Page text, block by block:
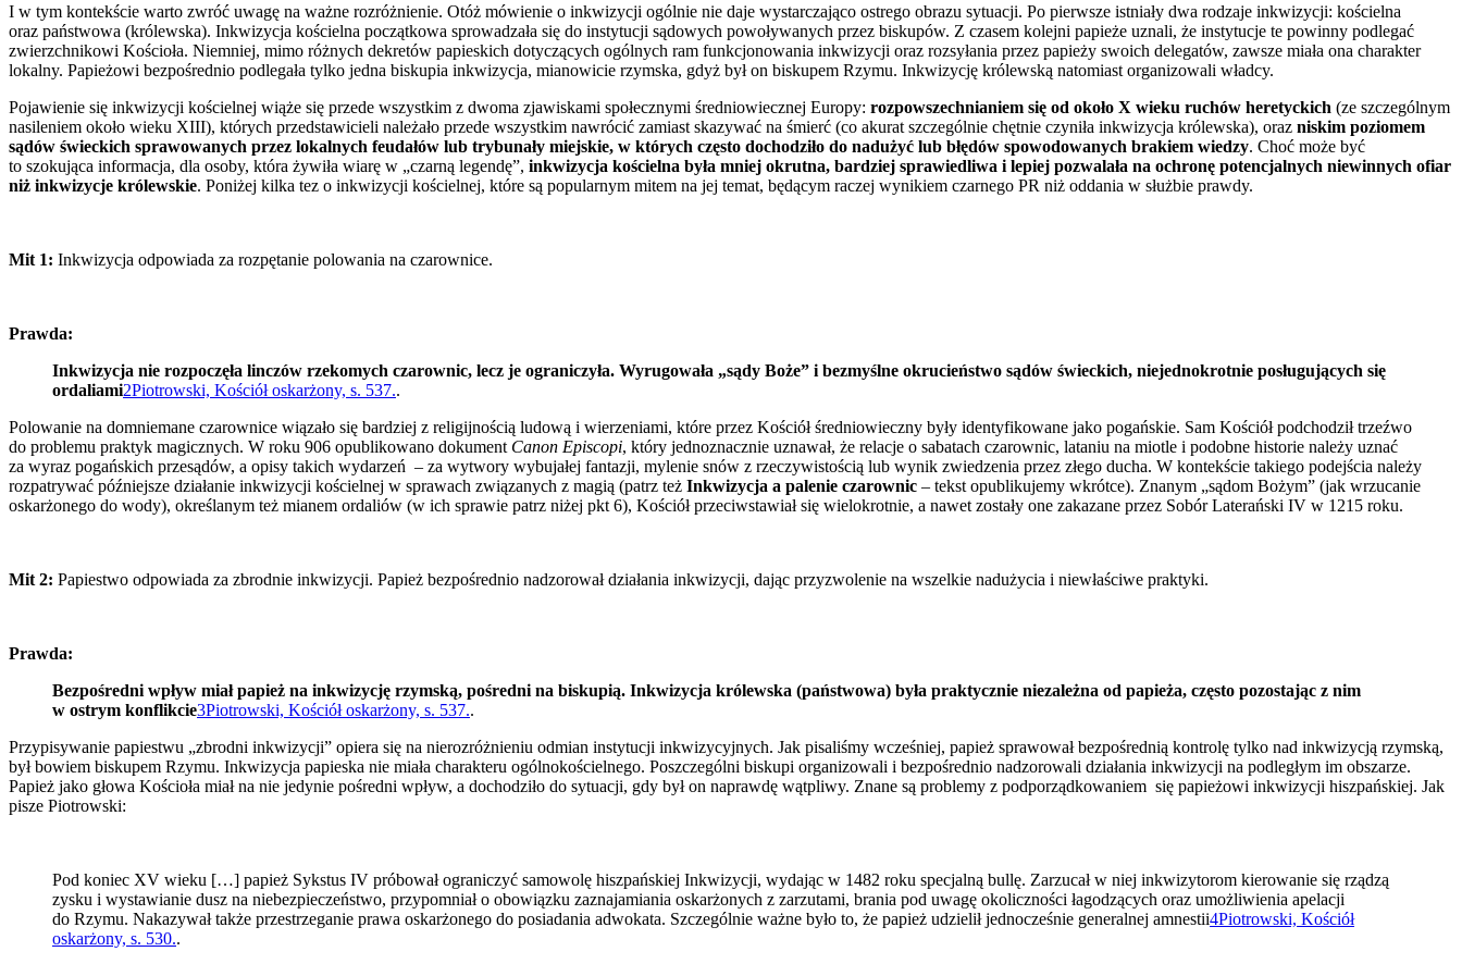
I w tym kontekście warto zwróć uwagę na ważne rozróżnienie. Otóż mówienie o inkwizycji ogólnie nie daje wystarczająco ostrego obrazu sytuacji. Po pierwsze istniały dwa rodzaje inkwizycji: kościelna
oraz państwowa (królewska). Inkwizycja kościelna początkowa sprowadzała się do instytucji sądowych powoływanych przez biskupów. Z czasem kolejni papieże uznali, że instytucje te powinny podlegać
zwierzchnikowi Kościoła. Niemniej, mimo różnych dekretów papieskich dotyczących ogólnych ram funkcjonowania inkwizycji oraz rozsyłania przez papieży swoich delegatów, zawsze miała ona charakter
lokalny. Papieżowi bezpośrednio podlegała tylko jedna biskupia inkwizycja, mianowicie rzymska, gdyż był on biskupem Rzymu. Inkwizycję królewską natomiast organizowali władcy.
Pojawienie się inkwizycji kościelnej wiąże się przede wszystkim z dwoma zjawiskami społecznymi średniowiecznej Europy: rozpowszechnianiem się od około X wieku ruchów heretyckich (ze szczególnym
nasileniem około wieku XIII), których przedstawicieli należało przede wszystkim nawrócić zamiast skazywać na śmierć (co akurat szczególnie chętnie czyniła inkwizycja królewska), oraz niskim poziomem
sądów świeckich sprawowanych przez lokalnych feudałów lub trybunały miejskie, w których często dochodziło do nadużyć lub błędów spowodowanych brakiem wiedzy. Choć może być
to szokująca informacja, dla osoby, która żywiła wiarę w „czarną legendę”, inkwizycja kościelna była mniej okrutna, bardziej sprawiedliwa i lepiej pozwalała na ochronę potencjalnych niewinnych ofiar
niż inkwizycje królewskie. Poniżej kilka tez o inkwizycji kościelnej, które są popularnym mitem na jej temat, będącym raczej wynikiem czarnego PR niż oddania w służbie prawdy.
Mit 1: Inkwizycja odpowiada za rozpętanie polowania na czarownice.
Prawda:
Inkwizycja nie rozpoczęła linczów rzekomych czarownic, lecz je ograniczyła. Wyrugowała „sądy Boże” i bezmyślne okrucieństwo sądów świeckich, niejednokrotnie posługujących się
ordaliami2Piotrowski, Kościół oskarżony, s. 537..
Polowanie na domniemane czarownice wiązało się bardziej z religijnością ludową i wierzeniami, które przez Kościół średniowieczny były identyfikowane jako pogańskie. Sam Kościół podchodził trzeźwo
do problemu praktyk magicznych. W roku 906 opublikowano dokument Canon Episcopi, który jednoznacznie uznawał, że relacje o sabatach czarownic, lataniu na miotle i podobne historie należy uznać
za wyraz pogańskich przesądów, a opisy takich wydarzeń – za wytwory wybujałej fantazji, mylenie snów z rzeczywistością lub wynik zwiedzenia przez złego ducha. W kontekście takiego podejścia należy
rozpatrywać późniejsze działanie inkwizycji kościelnej w sprawach związanych z magią (patrz też Inkwizycja a palenie czarownic – tekst opublikujemy wkrótce). Znanym „sądom Bożym” (jak wrzucanie
oskarżonego do wody), określanym też mianem ordaliów (w ich sprawie patrz niżej pkt 6), Kościół przeciwstawiał się wielokrotnie, a nawet zostały one zakazane przez Sobór Laterański IV w 1215 roku.
Mit 2: Papiestwo odpowiada za zbrodnie inkwizycji. Papież bezpośrednio nadzorował działania inkwizycji, dając przyzwolenie na wszelkie nadużycia i niewłaściwe praktyki.
Prawda:
Bezpośredni wpływ miał papież na inkwizycję rzymską, pośredni na biskupią. Inkwizycja królewska (państwowa) była praktycznie niezależna od papieża, często pozostając z nim
w ostrym konflikcie3Piotrowski, Kościół oskarżony, s. 537..
Przypisywanie papiestwu „zbrodni inkwizycji” opiera się na nierozróżnieniu odmian instytucji inkwizycyjnych. Jak pisaliśmy wcześniej, papież sprawował bezpośrednią kontrolę tylko nad inkwizycją rzymską,
był bowiem biskupem Rzymu. Inkwizycja papieska nie miała charakteru ogólnokościelnego. Poszczególni biskupi organizowali i bezpośrednio nadzorowali działania inkwizycji na podległym im obszarze.
Papież jako głowa Kościoła miał na nie jedynie pośredni wpływ, a dochodziło do sytuacji, gdy był on naprawdę wątpliwy. Znane są problemy z podporządkowaniem się papieżowi inkwizycji hiszpańskiej. Jak
pisze Piotrowski:
Pod koniec XV wieku […] papież Sykstus IV próbował ograniczyć samowolę hiszpańskiej Inkwizycji, wydając w 1482 roku specjalną bullę. Zarzucał w niej inkwizytorom kierowanie się rządzą
zysku i wystawianie dusz na niebezpieczeństwo, przypomniał o obowiązku zaznajamiania oskarżonych z zarzutami, brania pod uwagę okoliczności łagodzących oraz umożliwienia apelacji
do Rzymu. Nakazywał także przestrzeganie prawa oskarżonego do posiadania adwokata. Szczególnie ważne było to, że papież udzielił jednocześnie generalnej amnestii4Piotrowski, Kościół
oskarżony, s. 530..